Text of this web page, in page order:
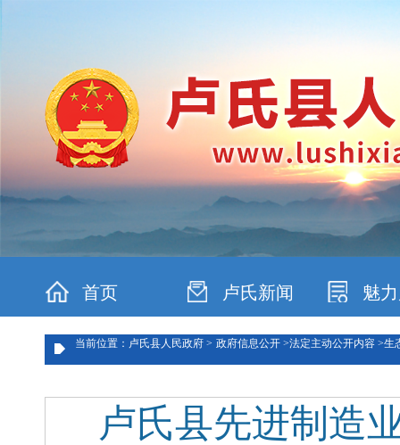
首页 卢氏新闻 魅
当前位置：卢氏县人民政府 > 政府信息公开 >法定主动公开内容 >生
卢氏县先进制造